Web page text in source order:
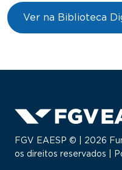
Ver na Biblioteca
FGV EAESP © | 2026
os direitos reservados |